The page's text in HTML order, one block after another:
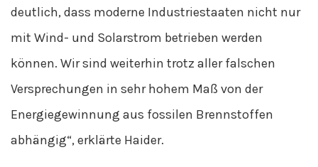
deutlich, dass moderne Industriestaaten nicht nur
mit Wind- und Solarstrom betrieben werden
können. Wir sind weiterhin trotz aller falschen
Versprechungen in sehr hohem Maß von der
Energiegewinnung aus fossilen Brennstoffen
abhängig“, erklärte Haider.